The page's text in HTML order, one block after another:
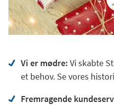
Vi er mødre: Vi skabte
et behov. Se vores
Fremragende